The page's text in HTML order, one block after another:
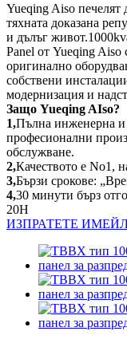
Yueqing Aiso печелят
тяхната доказана
и дълъг
Panel от Yueqing Aiso
оригинално
собствени
модернизация и
Защо Yueqing AIso?
1,Пълна инженерна и
професионални
обслужване.
2,Качеството е No1,
3,Бързи срокове:
4,30 минути бърз
20H
ИЗПРАТЕТЕ